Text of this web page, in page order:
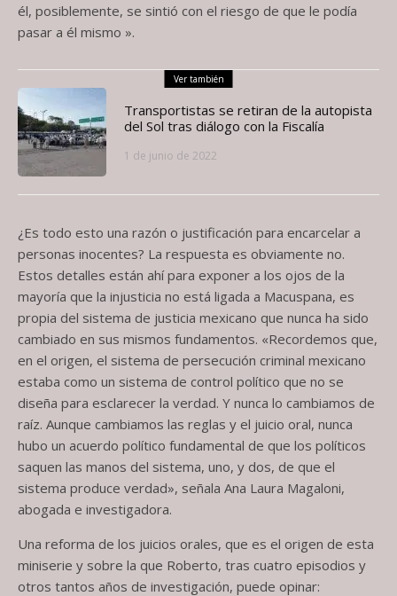
él, posiblemente, se sintió con el riesgo de que le podía
pasar a él mismo ».
Ver también
Transportistas se retiran de la autopista
del Sol tras diálogo con la Fiscalía
1 de junio de 2022
¿Es todo esto una razón o justificación para encarcelar a
personas inocentes? La respuesta es obviamente no.
Estos detalles están ahí para exponer a los ojos de la
mayoría que la injusticia no está ligada a Macuspana, es
propia del sistema de justicia mexicano que nunca ha sido
cambiado en sus mismos fundamentos. «Recordemos que,
en el origen, el sistema de persecución criminal mexicano
estaba como un sistema de control político que no se
diseña para esclarecer la verdad. Y nunca lo cambiamos de
raíz. Aunque cambiamos las reglas y el juicio oral, nunca
hubo un acuerdo político fundamental de que los políticos
saquen las manos del sistema, uno, y dos, de que el
sistema produce verdad», señala Ana Laura Magaloni,
abogada e investigadora.
Una reforma de los juicios orales, que es el origen de esta
miniserie y sobre la que Roberto, tras cuatro episodios y
otros tantos años de investigación, puede opinar: